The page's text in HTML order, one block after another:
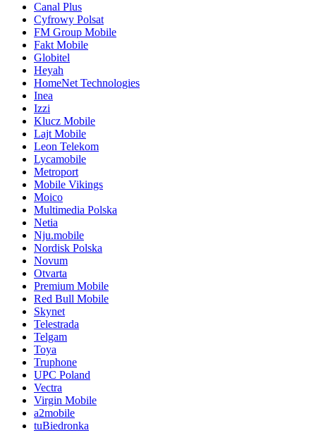
Canal Plus
Cyfrowy Polsat
FM Group Mobile
Fakt Mobile
Globitel
Heyah
HomeNet Technologies
Inea
Izzi
Klucz Mobile
Lajt Mobile
Leon Telekom
Lycamobile
Metroport
Mobile Vikings
Moico
Multimedia Polska
Netia
Nju.mobile
Nordisk Polska
Novum
Otvarta
Premium Mobile
Red Bull Mobile
Skynet
Telestrada
Telgam
Toya
Truphone
UPC Poland
Vectra
Virgin Mobile
a2mobile
tuBiedronka